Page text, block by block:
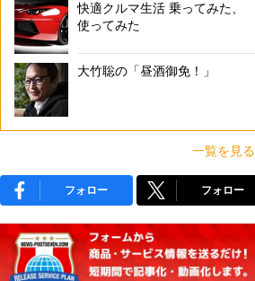
快適クルマ生活 乗ってみた、
使ってみた
大竹聡の「昼酒御免！」
一覧を見る
フォロー フォロー